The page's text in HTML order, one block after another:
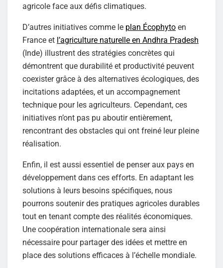
agricole face aux défis climatiques.
D’autres initiatives comme le plan Écophyto en
France et l’agriculture naturelle en Andhra Pradesh
(Inde) illustrent des stratégies concrètes qui
démontrent que durabilité et productivité peuvent
coexister grâce à des alternatives écologiques, des
incitations adaptées, et un accompagnement
technique pour les agriculteurs. Cependant, ces
initiatives n’ont pas pu aboutir entièrement,
rencontrant des obstacles qui ont freiné leur pleine
réalisation.
Enfin, il est aussi essentiel de penser aux pays en
développement dans ces efforts. En adaptant les
solutions à leurs besoins spécifiques, nous
pourrons soutenir des pratiques agricoles durables
tout en tenant compte des réalités économiques.
Une coopération internationale sera ainsi
nécessaire pour partager des idées et mettre en
place des solutions efficaces à l’échelle mondiale.